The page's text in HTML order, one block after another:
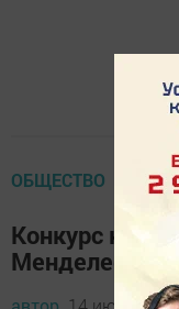
ОБЩЕСТВО
Конкурс
Менделеевск